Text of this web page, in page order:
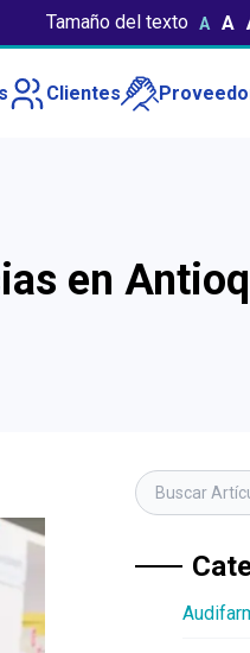
Tamaño del texto A A
Clientes
en